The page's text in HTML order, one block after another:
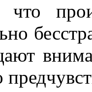
что